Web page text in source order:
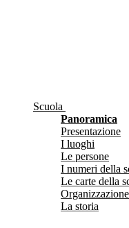
Scuola
Panoramica
Presentazione
I luoghi
Le persone
I numeri della
Le carte della
Organizzazione
La storia